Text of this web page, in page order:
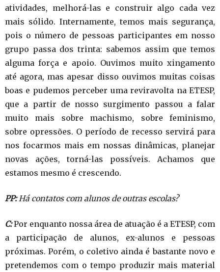
atividades, melhorá-las e construir algo cada vez
mais sólido. Internamente, temos mais segurança,
pois o número de pessoas participantes em nosso
grupo passa dos trinta: sabemos assim que temos
alguma força e apoio. Ouvimos muito xingamento
até agora, mas apesar disso ouvimos muitas coisas
boas e pudemos perceber uma reviravolta na ETESP,
que a partir de nosso surgimento passou a falar
muito mais sobre machismo, sobre feminismo,
sobre opressões. O período de recesso servirá para
nos focarmos mais em nossas dinâmicas, planejar
novas ações, torná-las possíveis. Achamos que
estamos mesmo é crescendo.
PP:Há contatos com alunos de outras escolas?
C:Por enquanto nossa área de atuação é a ETESP, com
a participação de alunos, ex-alunos e pessoas
próximas. Porém, o coletivo ainda é bastante novo e
pretendemos com o tempo produzir mais material